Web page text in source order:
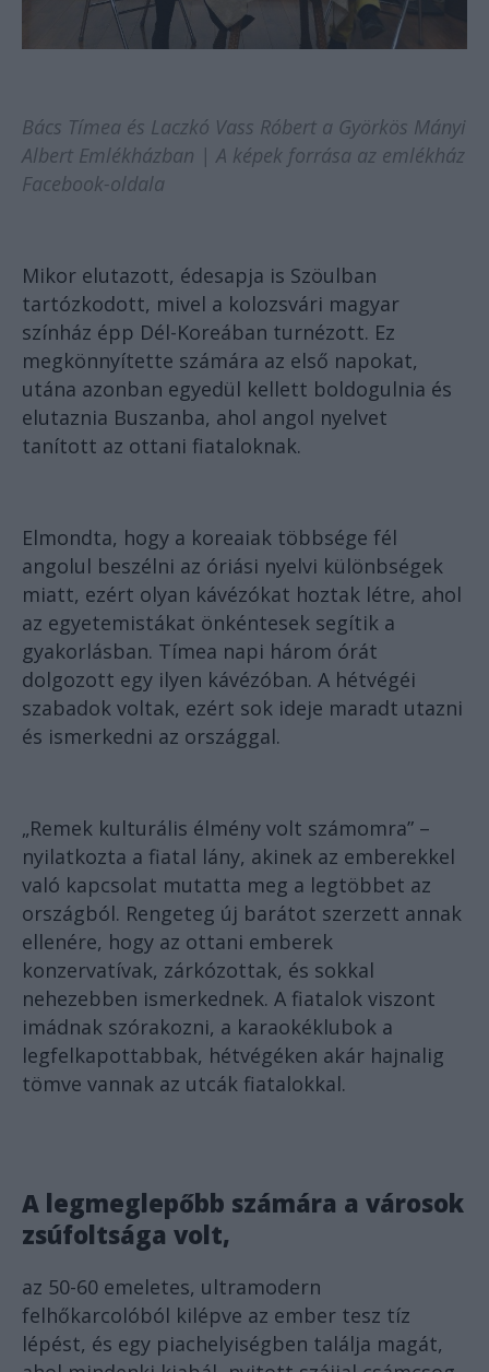
Bács Tímea és Laczkó Vass Róbert a Györkös Mányi
Albert Emlékházban | A képek forrása az emlékház
Facebook-oldala
Mikor elutazott, édesapja is Szöulban
tartózkodott, mivel a kolozsvári magyar
színház épp Dél-Koreában turnézott. Ez
megkönnyítette számára az első napokat,
utána azonban egyedül kellett boldogulnia és
elutaznia Buszanba, ahol angol nyelvet
tanított az ottani fiataloknak.
Elmondta, hogy a koreaiak többsége fél
angolul beszélni az óriási nyelvi különbségek
miatt, ezért olyan kávézókat hoztak létre, ahol
az egyetemistákat önkéntesek segítik a
gyakorlásban. Tímea napi három órát
dolgozott egy ilyen kávézóban. A hétvégéi
szabadok voltak, ezért sok ideje maradt utazni
és ismerkedni az országgal.
„Remek kulturális élmény volt számomra” –
nyilatkozta a fiatal lány, akinek az emberekkel
való kapcsolat mutatta meg a legtöbbet az
országból. Rengeteg új barátot szerzett annak
ellenére, hogy az ottani emberek
konzervatívak, zárkózottak, és sokkal
nehezebben ismerkednek. A fiatalok viszont
imádnak szórakozni, a karaokéklubok a
legfelkapottabbak, hétvégéken akár hajnalig
tömve vannak az utcák fiatalokkal.
A legmeglepőbb számára a városok
zsúfoltsága volt,
az 50-60 emeletes, ultramodern
felhőkarcolóból kilépve az ember tesz tíz
lépést, és egy piachelyiségben találja magát,